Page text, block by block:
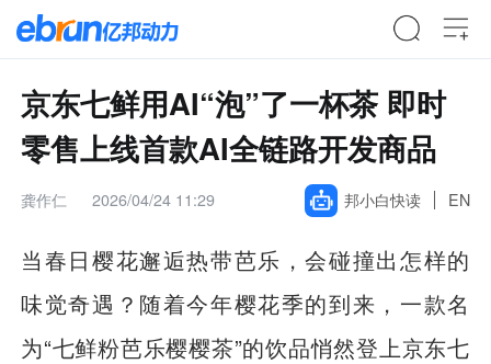
京东七鲜用AI“泡”了一杯茶 即时
零售上线首款AI全链路开发商品
龚作仁 2026/04/24 11:29 邦小白快读 EN
当春日樱花邂逅热带芭乐，会碰撞出怎样的
味觉奇遇？随着今年樱花季的到来，一款名
为“七鲜粉芭乐樱樱茶”的饮品悄然登上京东七